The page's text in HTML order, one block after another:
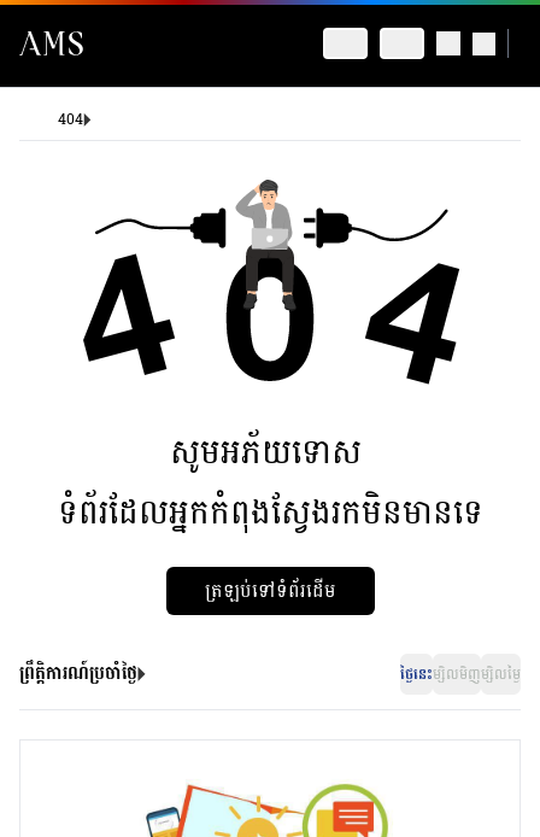
404
សូមអភ័យទោស
ទំព័រដែលអ្នកកំពុងស្វែងរកមិនមានទេ
ត្រឡប់ទៅទំព័រដើម
ព្រឹត្តិការណ៍ប្រចាំថ្ងៃ ថ្ងៃនេះម្សិលមិញម្សិលម្ងៃ